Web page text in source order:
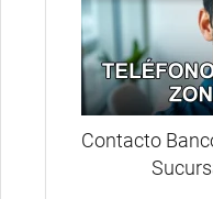
Contacto